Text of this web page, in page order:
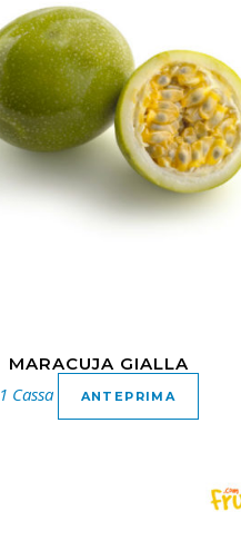
MARACUJA GIALLA
1 Cassa ANTEPRIMA